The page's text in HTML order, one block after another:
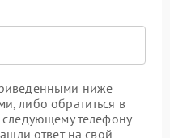
ниже
либо обратиться в
следующему телефону
ответ на свой